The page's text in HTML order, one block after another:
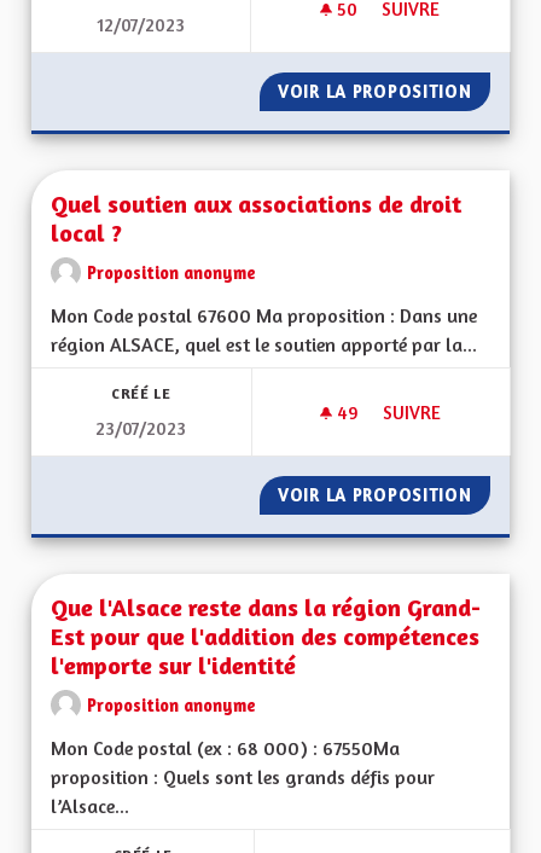
12/07/2023
50 50 ABONNÉS
SUIVRE
VOIR LA PROPOSITION QUEL
Quel soutien aux associations de droit
local ?
Proposition anonyme
Mon Code postal 67600 Ma proposition : Dans une
région ALSACE, quel est le soutien apporté par la...
CRÉÉ LE
23/07/2023
49 49 ABONNÉS
SUIVRE
VOIR LA PROPOSITION QUEL
Que l'Alsace reste dans la région Grand-
Est pour que l'addition des compétences
l'emporte sur l'identité
Proposition anonyme
Mon Code postal (ex : 68 000) : 67550Ma
proposition : Quels sont les grands défis pour
l’Alsace...